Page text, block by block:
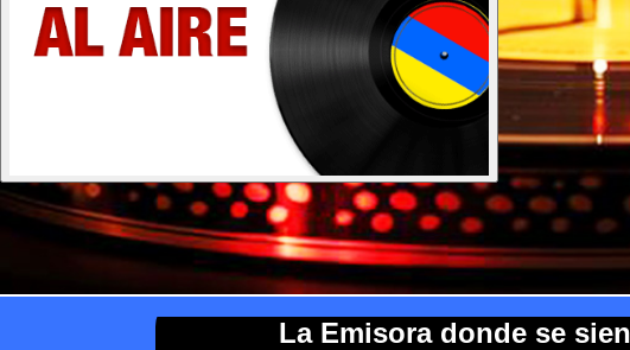
La Emisora donde se